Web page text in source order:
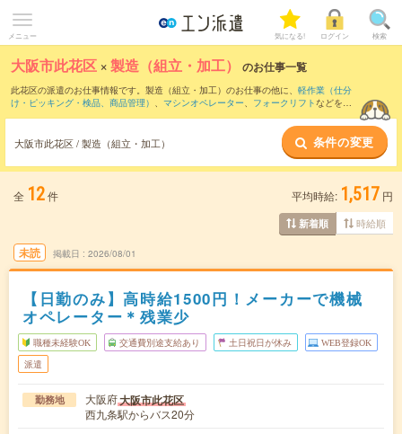
メニュー 気になる! ログイン 検索
大阪市此花区 ×製造（組立・加工） のお仕事一覧
此花区の派遣のお仕事情報です。製造（組立・加工）のお仕事の他に、 軽作業（仕分
け・ピッキング・検品、商品管理） 、 マシンオペレーター、 フォークリフトなどを取
製造（組立・加工）のお仕事とは？とは？
大阪市此花区 / 製造（組立・加工） 条件の変更
全 12件 平均時給: 1,517 円
新着順 時給順
未読 掲載日 2026/08/01
【日勤のみ】高時給1500円！メーカーで機械
オペレーター＊残業少
職種未経験OK 交通費別途支給あり 土日祝日が休み WEB登録OK
派遣
勤務地 大阪府大阪市此花区
西九条駅からバス20分